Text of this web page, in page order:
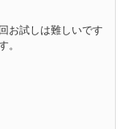
お試しは難しいです
。